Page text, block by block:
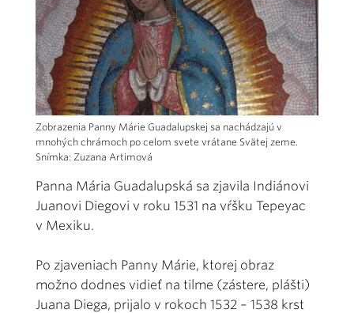
Zobrazenia Panny Márie Guadalupskej sa nachádzajú v
mnohých chrámoch po celom svete vrátane Svätej zeme.
Snímka: Zuzana Artimová
Panna Mária Guadalupská sa zjavila Indiánovi
Juanovi Diegovi v roku 1531 na vŕšku Tepeyac
v Mexiku.
Po zjaveniach Panny Márie, ktorej obraz
možno dodnes vidieť na tilme (zástere, plášti)
Juana Diega, prijalo v rokoch 1532 – 1538 krst